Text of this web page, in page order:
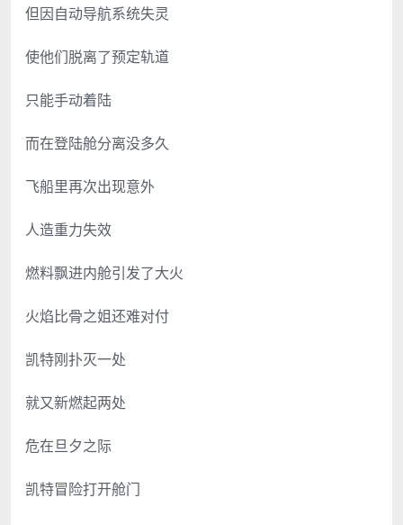
但因自动导航系统失灵
使他们脱离了预定轨道
只能手动着陆
而在登陆舱分离没多久
飞船里再次出现意外
人造重力失效
燃料飘进内舱引发了大火
火焰比骨之姐还难对付
凯特刚扑灭一处
就又新燃起两处
危在旦夕之际
凯特冒险打开舱门